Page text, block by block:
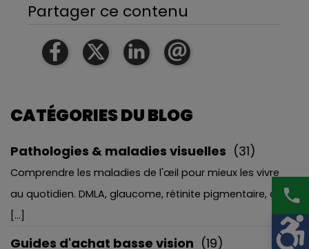
Partager ce contenu
CATÉGORIES DU BLOG
Pathologies & maladies visuelles (31)
Comprendre les maladies de l'œil pour mieux les vivre
au quotidien. DMLA, glaucome, rétinite pigmentaire, c
[...]
Guides d'achat basse vision (19)
phone